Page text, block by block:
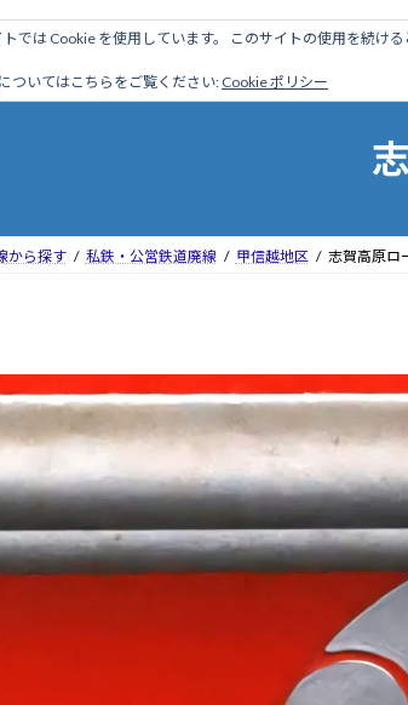
方大全 ホーム は
から探す 私鉄・公営鉄道廃線 甲信越地区 志賀高原ロ
では Cookie を使用しています。 このサイトの使用を続け
ついてはこちらをご覧ください: Cookie ポリシー